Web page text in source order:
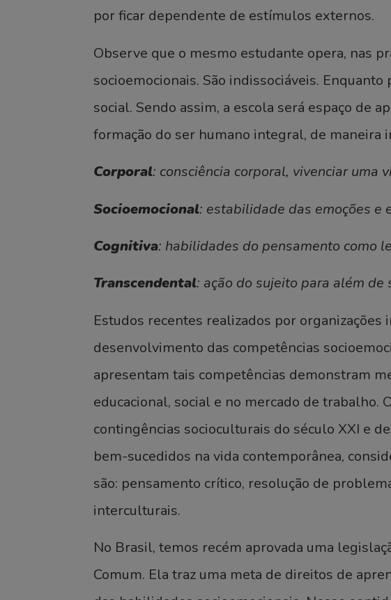
por ficar dependente de estímulos externos.
Observe que o mesmo estudante opera, nas
socioemocionais. São indissociáveis.
social. Sendo assim, a escola será espaço de
formação do ser humano integral, de maneira
Corporal: consciência corporal, vivenciar uma
Socioemocional: estabilidade das emoções e
Cognitiva: habilidades do pensamento como
Transcendental: ação do sujeito para além de
Estudos recentes realizados por
desenvolvimento das competências
apresentam tais competências demonstram
educacional, social e no mercado de trabalho.
contingências socioculturais do século XXI e
bem-sucedidos na vida contemporânea,
são: pensamento crítico, resolução de
interculturais.
No Brasil, temos recém aprovada uma
Comum. Ela traz uma meta de direitos de